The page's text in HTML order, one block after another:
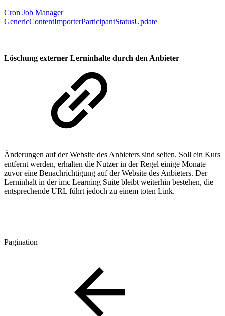
Cron Job Manager |
GenericContentImporterParticipantStatusUpdate
Löschung externer Lerninhalte durch den Anbieter
Änderungen auf der Website des Anbieters sind selten. Soll ein Kurs
entfernt werden, erhalten die Nutzer in der Regel einige Monate
zuvor eine Benachrichtigung auf der Website des Anbieters. Der
Lerninhalt in der imc Learning Suite bleibt weiterhin bestehen, die
entsprechende URL führt jedoch zu einem toten Link.
Pagination